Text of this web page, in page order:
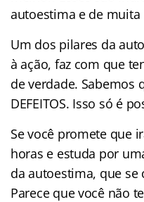
autoestima e de muita
Um dos pilares da
à ação, faz com que
de verdade. Sabemos
DEFEITOS. Isso só é
Se você promete que
horas e estuda por
da autoestima, que se
Parece que você não